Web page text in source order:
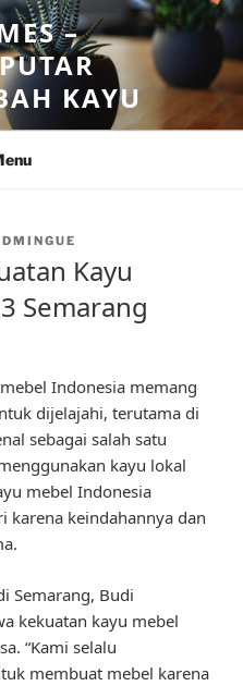
–
KAYU
Kayu
Semarang
Indonesia memang
dijelajahi, terutama di
sebagai salah satu
kayu lokal
mebel Indonesia
karena keindahannya dan
Semarang, Budi
kekuatan kayu mebel
“Kami selalu
membuat mebel karena